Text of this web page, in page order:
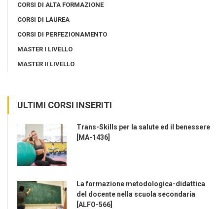
CORSI DI ALTA FORMAZIONE
CORSI DI LAUREA
CORSI DI PERFEZIONAMENTO
MASTER I LIVELLO
MASTER II LIVELLO
ULTIMI CORSI INSERITI
Trans-Skills per la salute ed il benessere
[MA-1436]
La formazione metodologica-didattica
del docente nella scuola secondaria
[ALFO-566]